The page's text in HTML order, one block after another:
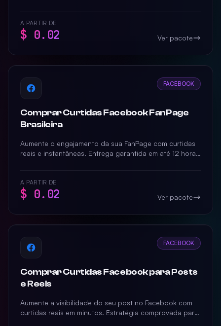
A PARTIR DE
$ 0.02 Ver pacote
FACEBOOK
Comprar Curtidas Facebook FanPage
Brasileira
Aumente o engajamento da sua FanPage com curtidas
reais e instantâneas. Entrega garantida em até 12 horas
A PARTIR DE
$ 0.02 Ver pacote
FACEBOOK
Comprar Curtidas Facebook para Posts
e Reels
Aumente a visibilidade do seu post no Facebook com
curtidas reais em minutos. Estratégia comprovada para